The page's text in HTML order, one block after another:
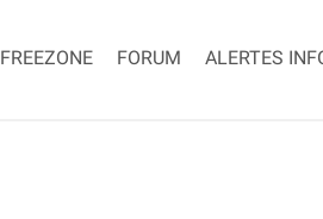
FREEZONE FORUM ALERTES